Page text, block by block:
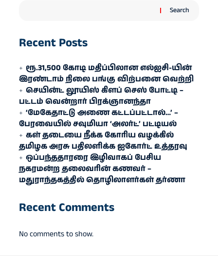
Search
Recent Posts
ரூ.31,500 கோடி மதிப்பிலான எல்ஐசி-​யின்
இரண்​டாம் நிலை பங்கு விற்பனை வெற்றி
செயின்ட் லூயிஸ் கிளப் செஸ் போட்டி –
பட்டம் வென்றார் பிரக்ஞானந்தா
‘மேகேதாட்டு அணை கட்டப்பட்டால்…’ –
பேரவையில் சவுமியா ‘அலர்ட்’ பட்டியல்
கள் தடையை நீக்க கோரிய வழக்கில்
தமிழக அரசு பதிலளிக்க ஐகோர்ட் உத்தரவு
ஒப்பந்ததாரரை இழிவாகப் பேசிய
நகரமன்ற தலைவரின் கணவர் –
மதுராந்தகத்தில் தொழிலாளர்கள் தர்ணா
Recent Comments
No comments to show.